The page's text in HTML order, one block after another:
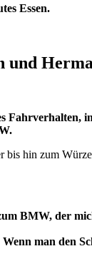
Essen.
und
hin zum
BMW, der
man den